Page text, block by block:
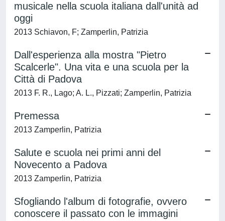
musicale nella scuola italiana dall'unità ad
oggi
2013 Schiavon, F; Zamperlin, Patrizia
Dall'esperienza alla mostra "Pietro
Scalcerle". Una vita e una scuola per la
Città di Padova
2013 F. R., Lago; A. L., Pizzati; Zamperlin, Patrizia
Premessa
2013 Zamperlin, Patrizia
Salute e scuola nei primi anni del
Novecento a Padova
2013 Zamperlin, Patrizia
Sfogliando l'album di fotografie, ovvero
conoscere il passato con le immagini